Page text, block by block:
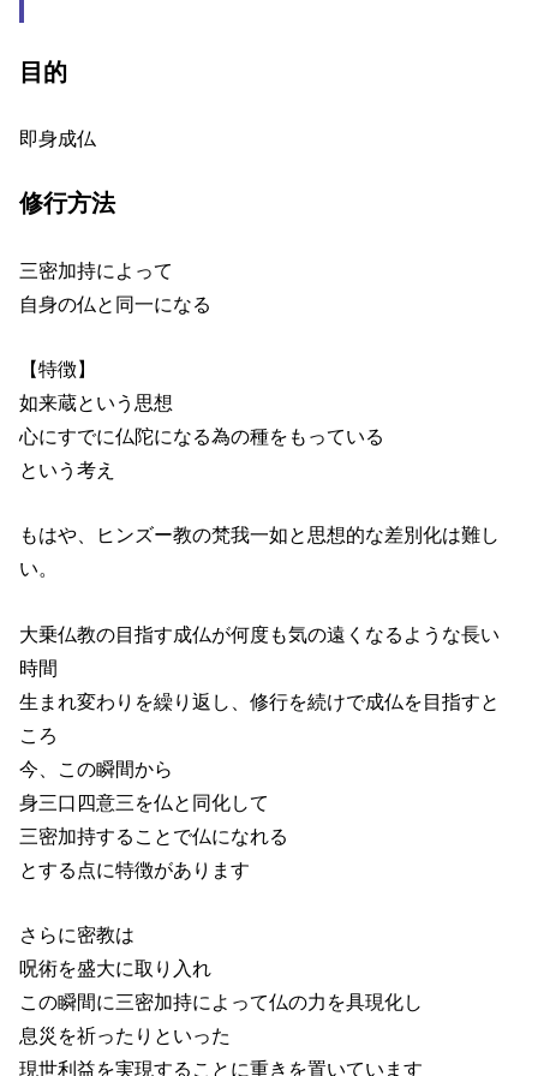
目的
即身成仏
修行方法
三密加持によって
自身の仏と同一になる
【特徴】
如来蔵という思想
心にすでに仏陀になる為の種をもっている
という考え
もはや、ヒンズー教の梵我一如と思想的な差別化は難し
い。
大乗仏教の目指す成仏が何度も気の遠くなるような長い
時間
生まれ変わりを繰り返し、修行を続けで成仏を目指すと
ころ
今、この瞬間から
身三口四意三を仏と同化して
三密加持することで仏になれる
とする点に特徴があります
さらに密教は
呪術を盛大に取り入れ
この瞬間に三密加持によって仏の力を具現化し
息災を祈ったりといった
現世利益を実現することに重きを置いています